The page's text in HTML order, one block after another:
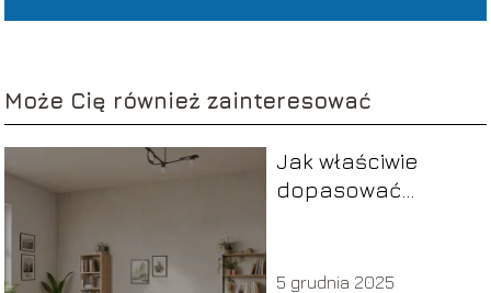
Może Cię również zainteresować
Jak właściwie
dopasować
pomieszczenia
5 grudnia 2025